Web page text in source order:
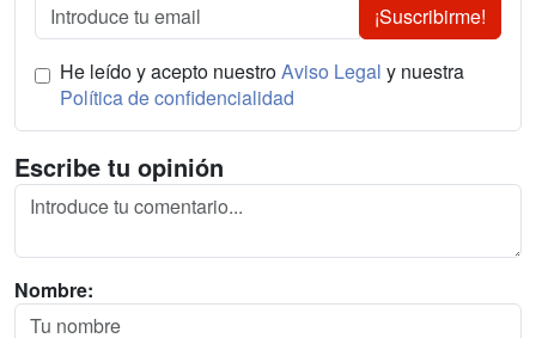
¡Suscribirme!
He leído y acepto nuestroAviso Legal y nuestra
Política de confidencialidad
Escribe tu opinión
Nombre: